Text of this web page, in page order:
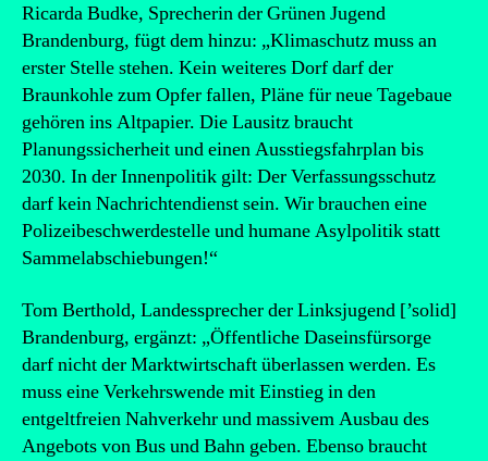
Ricarda Budke, Sprecherin der Grünen Jugend
Brandenburg, fügt dem hinzu: „Klimaschutz muss an
erster Stelle stehen. Kein weiteres Dorf darf der
Braunkohle zum Opfer fallen, Pläne für neue Tagebaue
gehören ins Altpapier. Die Lausitz braucht
Planungssicherheit und einen Ausstiegsfahrplan bis
2030. In der Innenpolitik gilt: Der Verfassungsschutz
darf kein Nachrichtendienst sein. Wir brauchen eine
Polizeibeschwerdestelle und humane Asylpolitik statt
Sammelabschiebungen!“
Tom Berthold, Landessprecher der Linksjugend [’solid]
Brandenburg, ergänzt: „Öffentliche Daseinsfürsorge
darf nicht der Marktwirtschaft überlassen werden. Es
muss eine Verkehrswende mit Einstieg in den
entgeltfreien Nahverkehr und massivem Ausbau des
Angebots von Bus und Bahn geben. Ebenso braucht